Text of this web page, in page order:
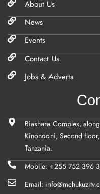
About Us
News
Events
Contact Us
Jobs & Adverts
Biashara Complex,
Kinondoni, Second
Tanzania.
Mobile: +255 752 396
Email: